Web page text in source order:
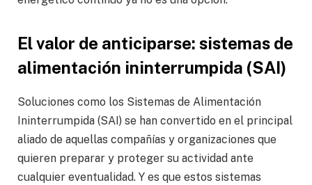
El valor de anticiparse: sistemas de
alimentación ininterrumpida (SAI)
Soluciones como los Sistemas de Alimentación
Ininterrumpida (SAI) se han convertido en el principal
aliado de aquellas compañías y organizaciones que
quieren preparar y proteger su actividad ante
cualquier eventualidad. Y es que estos sistemas